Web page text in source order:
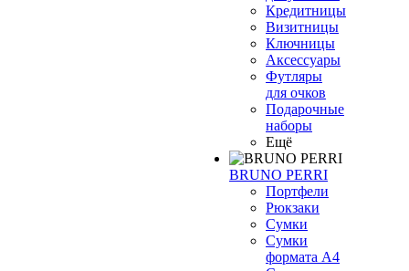
Кредитницы
Визитницы
Ключницы
Аксессуары
Футляры
для очков
Подарочные
наборы
Ещё
BRUNO PERRI
Портфели
Рюкзаки
Сумки
Сумки
формата А4